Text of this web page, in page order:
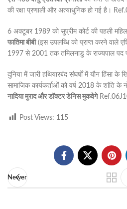
की रक्षा प्रणाली और अत्याधुनिक हो गई है।
6 अक्टूबर 1989 को सुप्रीम कोर्ट की पहली
फातिमा बीबी(इस उपलब्धि को प्राप्त करने वाले
1997 से 2001 तक तमिलनाडु के राज्यपाल पद
दुनिया में जारी हथियारबंद संघर्षों में यौन हिंसा
सामाजिक कार्यकर्ताओं को वर्ष 2018 के शांति के
नादिया मुराद और डॉक्टर डेनिस मुकवेगे
Post Views: 115
Newer